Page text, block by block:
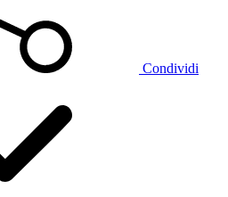
Condividi